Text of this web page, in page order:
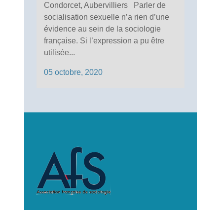
Condorcet, Aubervilliers Parler de
socialisation sexuelle n’a rien d’une
évidence au sein de la sociologie
française. Si l’expression a pu être
utilisée...
05 octobre, 2020